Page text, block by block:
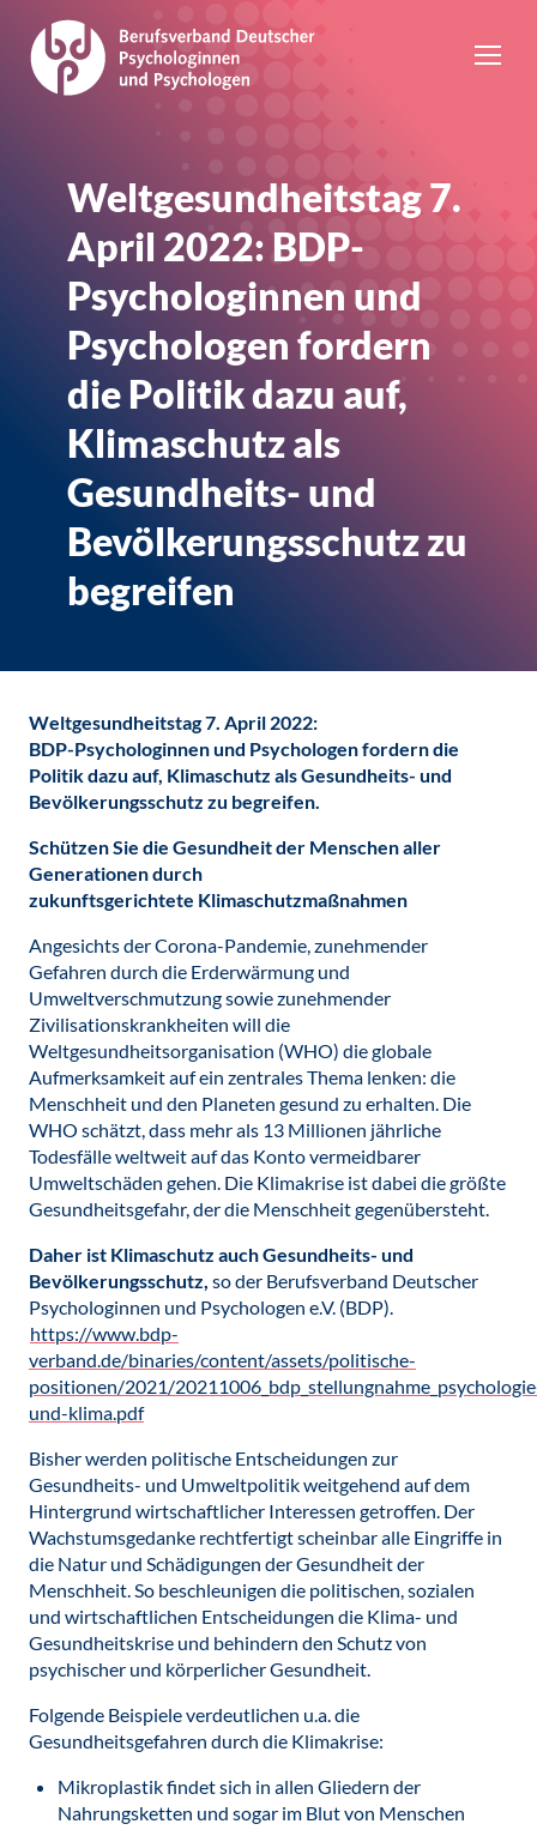
Weltgesundheitstag 7.
April 2022: BDP-
Psychologinnen und
Psychologen fordern
die Politik dazu auf,
Klimaschutz als
Gesundheits- und
Bevölkerungsschutz zu
begreifen
Weltgesundheitstag 7. April 2022:
BDP-Psychologinnen und Psychologen fordern die
Politik dazu auf, Klimaschutz als Gesundheits- und
Bevölkerungsschutz zu begreifen.
Schützen Sie die Gesundheit der Menschen aller
Generationen durch
zukunftsgerichtete Klimaschutzmaßnahmen
Angesichts der Corona-Pandemie, zunehmender
Gefahren durch die Erderwärmung und
Umweltverschmutzung sowie zunehmender
Zivilisationskrankheiten will die
Weltgesundheitsorganisation (WHO) die globale
Aufmerksamkeit auf ein zentrales Thema lenken: die
Menschheit und den Planeten gesund zu erhalten. Die
WHO schätzt, dass mehr als 13 Millionen jährliche
Todesfälle weltweit auf das Konto vermeidbarer
Umweltschäden gehen. Die Klimakrise ist dabei die größte
Gesundheitsgefahr, der die Menschheit gegenübersteht.
Daher ist Klimaschutz auch Gesundheits- und
Bevölkerungsschutz, so der Berufsverband Deutscher
Psychologinnen und Psychologen e.V. (BDP).
https://www.bdp-
verband.de/binaries/content/assets/politische-
positionen/2021/
und-klima.pdf
Bisher werden politische Entscheidungen zur
Gesundheits- und Umweltpolitik weitgehend auf dem
Hintergrund wirtschaftlicher Interessen getroffen. Der
Wachstumsgedanke rechtfertigt scheinbar alle Eingriffe in
die Natur und Schädigungen der Gesundheit der
Menschheit. So beschleunigen die politischen, sozialen
und wirtschaftlichen Entscheidungen die Klima- und
Gesundheitskrise und behindern den Schutz von
psychischer und körperlicher Gesundheit.
Folgende Beispiele verdeutlichen u.a. die
Gesundheitsgefahren durch die Klimakrise:
Mikroplastik findet sich in allen Gliedern der
Nahrungsketten und sogar im Blut von Menschen